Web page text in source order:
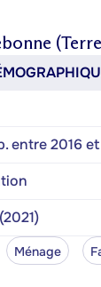
entre 2016 et
Ménage